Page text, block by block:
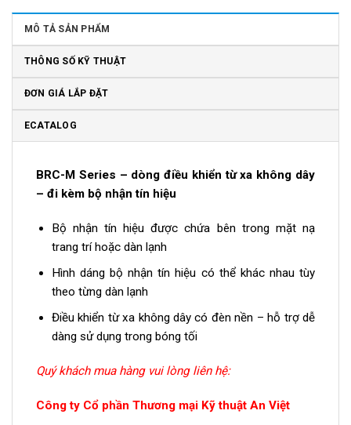
MÔ TẢ SẢN PHẨM
THÔNG SỐ KỸ THUẬT
ĐƠN GIÁ LẮP ĐẶT
ECATALOG
BRC-M Series – dòng điều khiển từ xa không dây
– đi kèm bộ nhận tín hiệu
Bộ nhận tín hiệu được chứa bên trong mặt nạ
trang trí hoặc dàn lạnh
Hình dáng bộ nhận tín hiệu có thể khác nhau tùy
theo từng dàn lạnh
Điều khiển từ xa không dây có đèn nền – hỗ trợ dễ
dàng sử dụng trong bóng tối
Quý khách mua hàng vui lòng liên hệ:
Công ty Cổ phần Thương mại Kỹ thuật An Việt